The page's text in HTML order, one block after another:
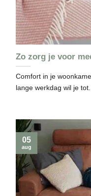
Zo zorg je voor
Comfort in je
lange werkdag wil je tot...
05
aug